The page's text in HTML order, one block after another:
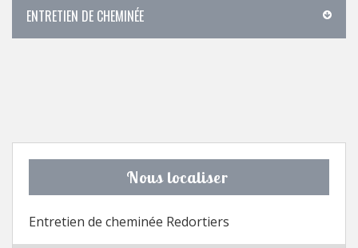
ENTRETIEN DE CHEMINÉE
Nous localiser
Entretien de cheminée Redortiers